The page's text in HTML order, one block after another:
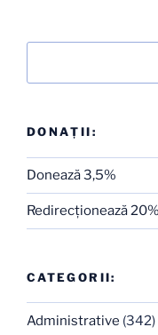
DONAȚII:
Donează 3,5%
Redirecţionează
CATEGORII:
Administrative (342)